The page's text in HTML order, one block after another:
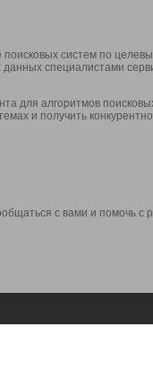
поисковых систем по
специалистами
для алгоритмов
и получить
с вами и помочь